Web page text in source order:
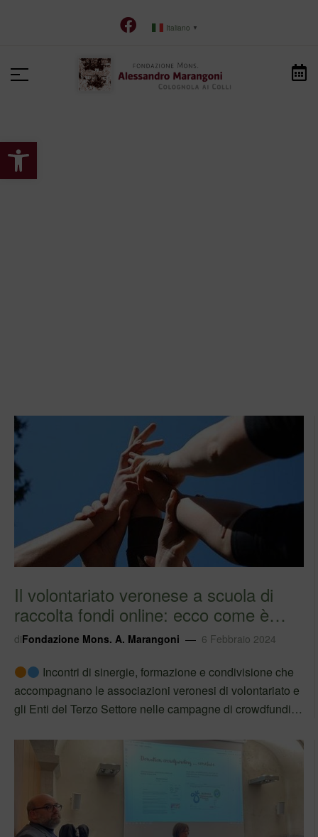
Apri la barra degli strumenti
Italiano ▼
Il volontariato veronese a scuola di
raccolta fondi online: ecco come è
andata
diFondazione Mons. A. Marangoni 6 Febbraio 2024
Incontri di sinergie, formazione e condivisione che
accompagnano le associazioni veronesi di volontariato e
gli Enti del Terzo Settore nelle campagne di crowdfundig
comunità locali! #univr Giorgio Mion #ADOA…